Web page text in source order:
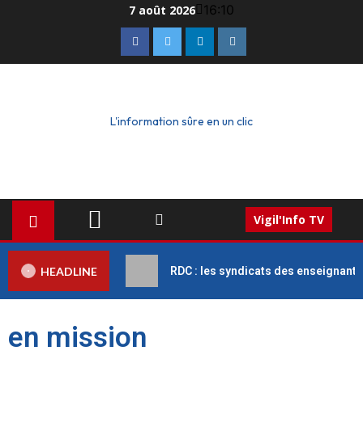
7 août 2026 16:10
L'information sûre en un clic
Vigil'Info TV
HEADLINE RDC : les syndicats des
en mission